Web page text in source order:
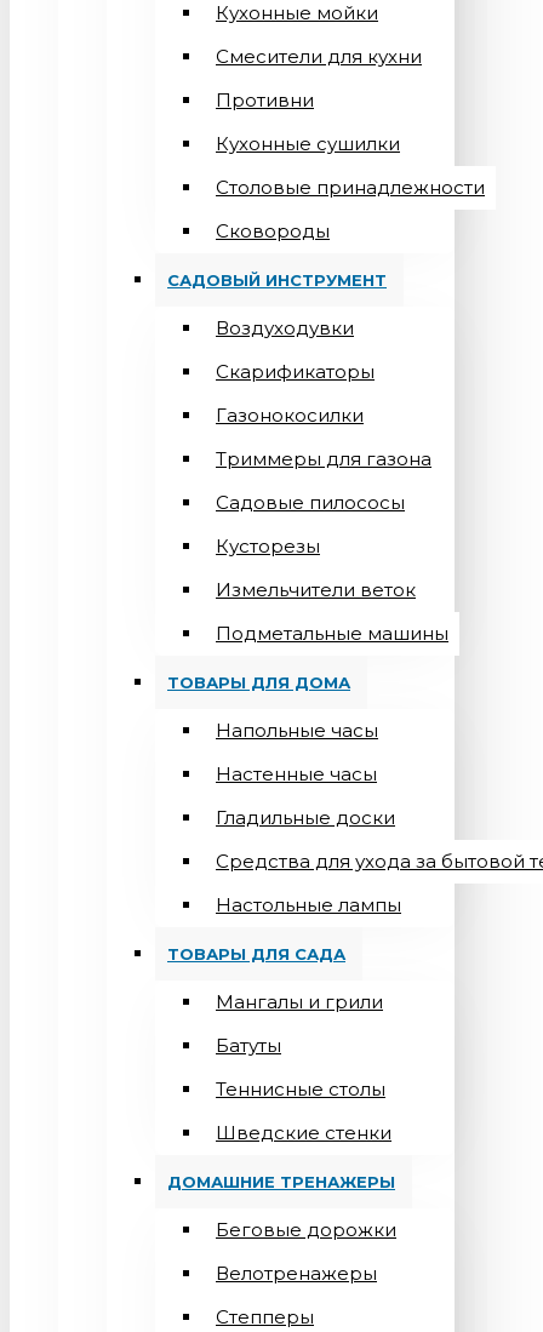
Кухонные мойки
Смесители для кухни
Противни
Кухонные сушилки
Столовые принадлежности
Сковороды
САДОВЫЙ ИНСТРУМЕНТ
Воздуходувки
Скарификаторы
Газонокосилки
Триммеры для газона
Садовые пилососы
Кусторезы
Измельчители веток
Подметальные машины
ТОВАРЫ ДЛЯ ДОМА
Напольные часы
Настенные часы
Гладильные доски
Средства для ухода за бытовой
Настольные лампы
ТОВАРЫ ДЛЯ САДА
Мангалы и грили
Батуты
Теннисные столы
Шведские стенки
ДОМАШНИЕ ТРЕНАЖЕРЫ
Беговые дорожки
Велотренажеры
Степперы